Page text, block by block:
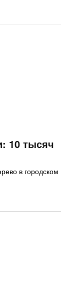
10 тысяч
в городском